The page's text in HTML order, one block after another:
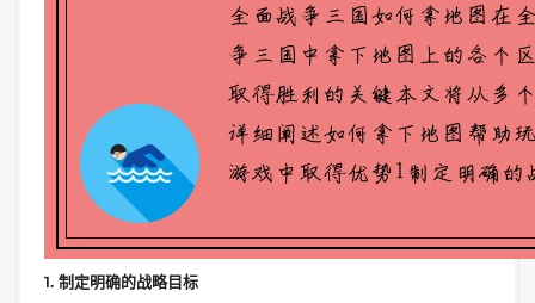
1. 制定明确的战略目标